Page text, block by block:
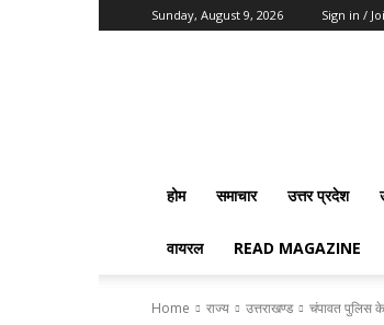
Sunday, August 9, 2026 Sign in /
होम समाचार उत्तर प्रदेश
वायरल READ MAGAZINE
Home राज्य उत्तराखण्ड चंपावत पुलिस